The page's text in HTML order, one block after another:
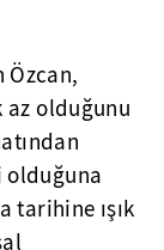
Özcan,
az olduğunu
olduğuna
tarihine ışık